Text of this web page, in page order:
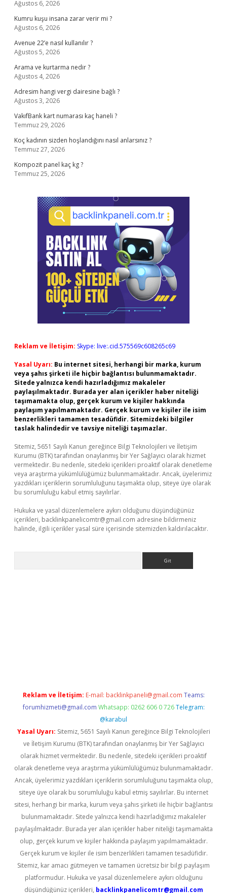
Ağustos 6, 2026
Kumru kuşu insana zarar verir mi ?
Ağustos 6, 2026
Avenue 22’e nasıl kullanılır ?
Ağustos 5, 2026
Arama ve kurtarma nedir ?
Ağustos 4, 2026
Adresim hangi vergi dairesine bağlı ?
Ağustos 3, 2026
VakıfBank kart numarası kaç haneli ?
Temmuz 29, 2026
Koç kadının sizden hoşlandığını nasıl anlarsınız ?
Temmuz 27, 2026
Kompozit panel kaç kg ?
Temmuz 25, 2026
Reklam ve İletişim: Skype: live:.cid.575569c608265c69
Yasal Uyarı: Bu internet sitesi, herhangi bir marka, kurum
veya şahıs şirketi ile hiçbir bağlantısı bulunmamaktadır.
Sitede yalnızca kendi hazırladığımız makaleler
paylaşılmaktadır. Burada yer alan içerikler haber niteliği
taşımamakta olup, gerçek kurum ve kişiler hakkında
paylaşım yapılmamaktadır. Gerçek kurum ve kişiler ile isim
benzerlikleri tamamen tesadüfidir. Sitemizdeki bilgiler
taslak halindedir ve tavsiye niteliği taşımazlar.
Sitemiz, 5651 Sayılı Kanun gereğince Bilgi Teknolojileri ve İletişim
Kurumu (BTK) tarafından onaylanmış bir Yer Sağlayıcı olarak hizmet
vermektedir. Bu nedenle, sitedeki içerikleri proaktif olarak denetleme
veya araştırma yükümlülüğümüz bulunmamaktadır. Ancak, üyelerimiz
yazdıkları içeriklerin sorumluluğunu taşımakta olup, siteye üye olarak
bu sorumluluğu kabul etmiş sayılırlar.
Hukuka ve yasal düzenlemelere aykırı olduğunu düşündüğünüz
içerikleri, backlinkpanelicomtr@gmail.com adresine bildirmeniz
halinde, ilgili içerikler yasal süre içerisinde sitemizden kaldırılacaktır.
Reklam ve İletişim: E-mail: backlinkpaneli@gmail.com Teams:
forumhizmeti@gmail.com Whatsapp: 0262 606 0 726 Telegram:
@karabul
Yasal Uyarı: Sitemiz, 5651 Sayılı Kanun gereğince Bilgi Teknolojileri
ve İletişim Kurumu (BTK) tarafından onaylanmış bir Yer Sağlayıcı
olarak hizmet vermektedir. Bu nedenle, sitedeki içerikleri proaktif
olarak denetleme veya araştırma yükümlülüğümüz bulunmamaktadır.
Ancak, üyelerimiz yazdıkları içeriklerin sorumluluğunu taşımakta olup,
siteye üye olarak bu sorumluluğu kabul etmiş sayılırlar. Bu internet
sitesi, herhangi bir marka, kurum veya şahıs şirketi ile hiçbir bağlantısı
bulunmamaktadır. Sitede yalnızca kendi hazırladığımız makaleler
paylaşılmaktadır. Burada yer alan içerikler haber niteliği taşımamakta
olup, gerçek kurum ve kişiler hakkında paylaşım yapılmamaktadır.
Gerçek kurum ve kişiler ile isim benzerlikleri tamamen tesadüfidir.
Sitemiz, kar amacı gütmeyen ve tamamen ücretsiz bir bilgi paylaşım
platformudur. Hukuka ve yasal düzenlemelere aykırı olduğunu
düşündüğünüz içerikleri, backlinkpanelicomtr@gmail.com